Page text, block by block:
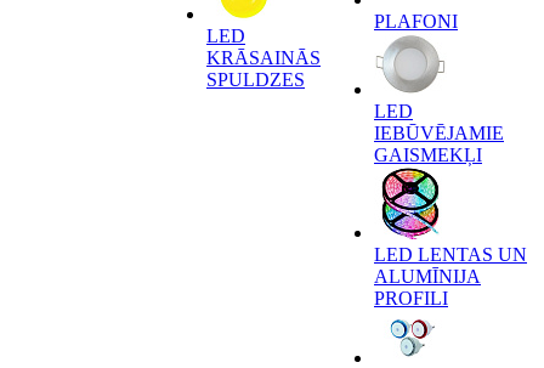
LED
KRĀSAINĀS
SPULDZES
PLAFONI
LED
IEBŪVĒJAMIE
GAISMEKĻI
LED LENTAS UN
ALUMĪNIJA
PROFILI